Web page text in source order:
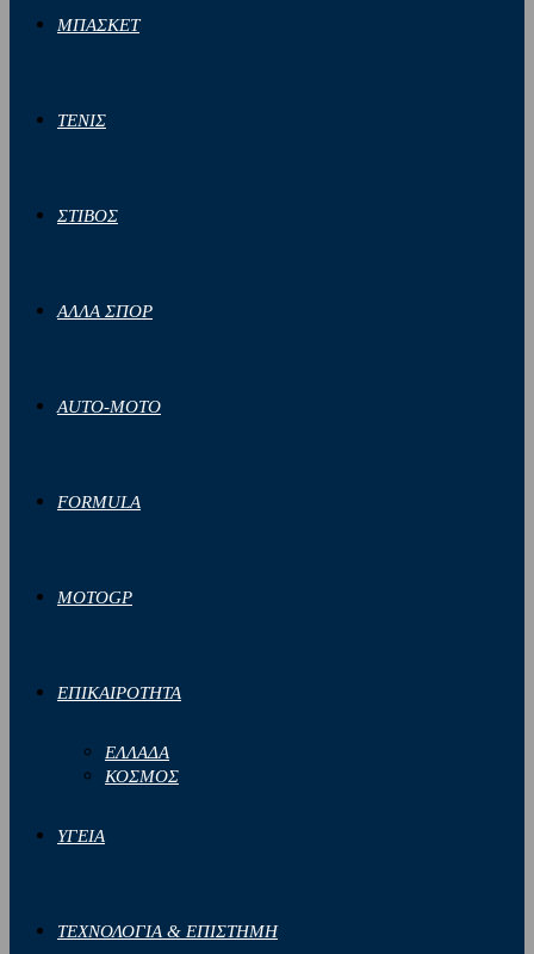
ΜΠΑΣΚΕΤ
ΤΕΝΙΣ
ΣΤΙΒΟΣ
ΑΛΛΑ ΣΠΟΡ
AUTO-MOTO
FORMULA
MOTOGP
ΕΠΙΚΑΙΡΟΤΗΤΑ
ΕΛΛΑΔΑ
ΚΟΣΜΟΣ
ΥΓΕΙΑ
ΤΕΧΝΟΛΟΓΙΑ & ΕΠΙΣΤΗΜΗ